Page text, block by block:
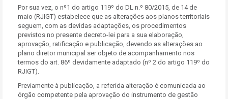
Por sua vez, o nº1 do artigo 119º do DL n.º 80/2015, de 14 de
maio (RJIGT) estabelece que as alterações aos planos territoriais
seguem, com as devidas adaptações, os procedimentos
previstos no presente decreto-lei para a sua elaboração,
aprovação, ratificação e publicação, devendo as alterações ao
plano diretor municipal ser objeto de acompanhamento nos
termos do art. 86º devidamente adaptado (nº 2 do artigo 119º do
RJIGT).
Previamente à publicação, a referida alteração é comunicada ao
órgão competente pela aprovação do instrumento de gestão